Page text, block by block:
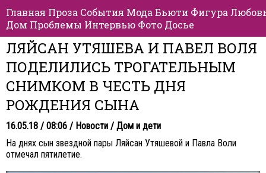
Главная Проза События Мода Бьюти Фигура
Дом Проблемы Интервью Фото Досье
ЛЯЙСАН УТЯШЕВА И ПАВЕЛ ВОЛЯ
ПОДЕЛИЛИСЬ ТРОГАТЕЛЬНЫМ
СНИМКОМ В ЧЕСТЬ ДНЯ
РОЖДЕНИЯ СЫНА
16.05.18 / 08:06 / Новости / Дом и дети
На днях сын звездной пары Ляйсан Утяшевой и Павла Воли
отмечал пятилетие.